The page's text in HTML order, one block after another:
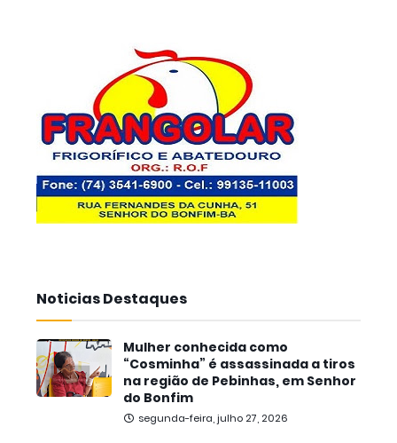
Noticias Destaques
Mulher conhecida como
“Cosminha” é assassinada a tiros
na região de Pebinhas, em Senhor
do Bonfim
segunda-feira, julho 27, 2026